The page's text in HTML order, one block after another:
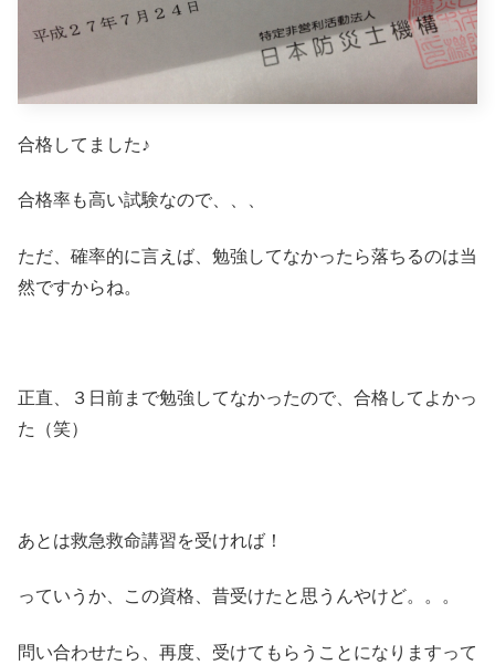
合格してました♪
合格率も高い試験なので、、、
ただ、確率的に言えば、勉強してなかったら落ちるのは当
然ですからね。
正直、３日前まで勉強してなかったので、合格してよかっ
た（笑）
あとは救急救命講習を受ければ！
っていうか、この資格、昔受けたと思うんやけど。。。
問い合わせたら、再度、受けてもらうことになりますって